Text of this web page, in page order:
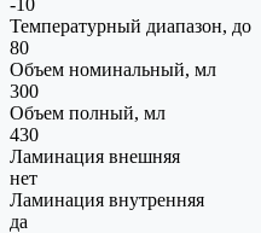
Температурный диапазон, до
80
Объем номинальный, мл
300
Объем полный, мл
430
Ламинация внешняя
нет
Ламинация внутренняя
да